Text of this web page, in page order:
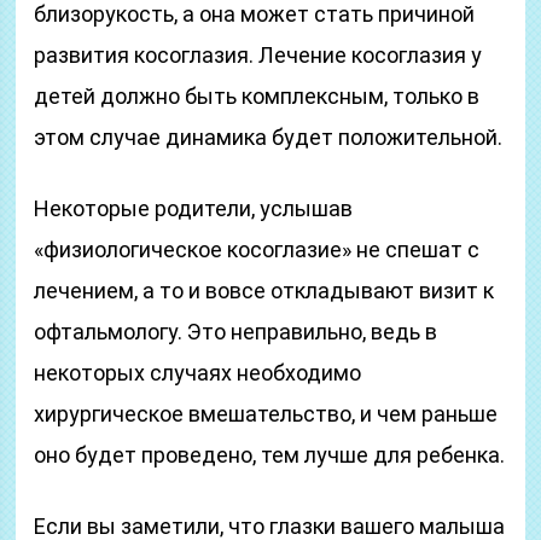
близорукость, а она может стать причиной
развития косоглазия. Лечение косоглазия у
детей должно быть комплексным, только в
этом случае динамика будет положительной.
Некоторые родители, услышав
«физиологическое косоглазие» не спешат с
лечением, а то и вовсе откладывают визит к
офтальмологу. Это неправильно, ведь в
некоторых случаях необходимо
хирургическое вмешательство, и чем раньше
оно будет проведено, тем лучше для ребенка.
Если вы заметили, что глазки вашего малыша